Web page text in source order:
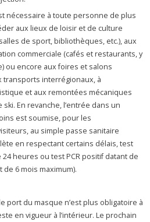
nécessaire à toute personne de plus
aux lieux de loisir et de culture
de sport, bibliothèques, etc.), aux
commerciale (cafés et restaurants, y
ou encore aux foires et salons
transports interrégionaux, à
et aux remontées mécaniques
En revanche, l’entrée dans un
est soumise, pour les
au simple passe sanitaire
en respectant certains délais, test
heures ou test PCR positif datant de
de 6 mois maximum).
port du masque n’est plus obligatoire à
en vigueur à l’intérieur. Le prochain